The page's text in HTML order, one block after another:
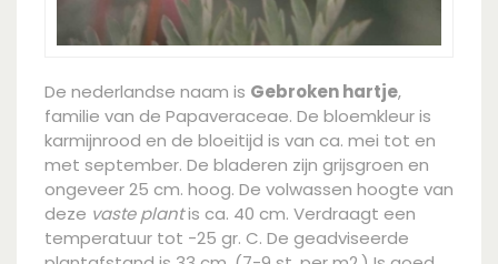
De nederlandse naam is Gebroken hartje,
familie van de Papaveraceae. De bloemkleur is
karmijnrood en de bloeitijd is van ca. mei tot en
met september. De bladeren zijn grijsgroen en
ongeveer 25 cm. hoog. De volwassen hoogte van
deze vaste plantis ca. 40 cm. Verdraagt een
temperatuur tot -25 gr. C. De geadviseerde